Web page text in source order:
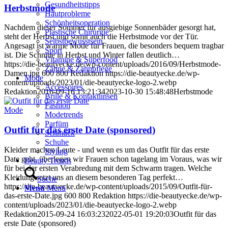
Gesundheitstipps
Hautprobleme
Schönheitsoperation
Plastische Chirurgie
Selbstbewusstsein
Sport
Vitamine & Superfood
Zähne & Zahnpflege
Mode
Accessoires
Brille & Kontaktlinsen
Fashion
Modetrends
Parfüm
Schmuck
Schuhe
Styling
Beauty Trends
Suche
Menü Menü
Herbstmode
Nachdem dieser Sommer für ausgiebige Sonnenbäder gesorgt hat,
steht der Herbst und somit auch die Herbstmode vor der Tür.
Angesagt ist warme Mode für Frauen, die besonders bequem tragbar
ist. Die Schnitte in Herbst und Winter fallen deutlich…
https://die-beautyecke.de/wp-content/uploads/2016/09/Herbstmode-
Damen.jpg 600 800 Redaktion https://die-beautyecke.de/wp-
content/uploads/2023/01/die-beautyecke-logo-2.webp
Redaktion2016-09-16 13:21:342023-10-30 15:48:48Herbstmode
Mode
Outfit für das erste Date (sponsored)
Kleider machen Leute - und wenn es um das Outfit für das erste
Date geht, überlegen wir Frauen schon tagelang im Voraus, was wir
für bei der ersten Verabredung mit dem Schwarm tragen. Welche
Kleidung setzt uns an diesem besonderen Tag perfekt…
https://die-beautyecke.de/wp-content/uploads/2015/09/Outfit-für-
das-erste-Date.jpg 600 800 Redaktion https://die-beautyecke.de/wp-
content/uploads/2023/01/die-beautyecke-logo-2.webp
Redaktion2015-09-24 16:03:232022-05-01 19:20:03Outfit für das
erste Date (sponsored)